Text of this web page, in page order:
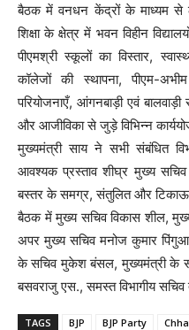
बैठक में वनधन केंद्रों के माध्यम
शिक्षा के क्षेत्र में भवन विहीन
पीएमश्री स्कूलों का विस्तार,
कॉलेजों की स्थापना, पीएम-
परियोजनाएँ, आंगनबाड़ी एवं
और आजीविका से जुड़े विभिन्न
मुख्यमंत्री साय ने सभी संबंधित
आवश्यक प्रस्ताव शीघ्र मुख्य सचिव
बस्तर के समग्र, संतुलित और टिकाऊ
बैठक में मुख्य सचिव विकास शील,
अपर मुख्य सचिव मनोज कुमार
के सचिव मुकेश बंसल, मुख्यमंत्री के
बसवराजु एस., समस्त विभागीय
TAGS BJP BJP Party